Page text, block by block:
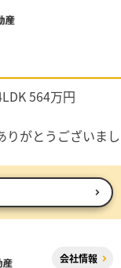
564万円
りがとうございまし
会社情報